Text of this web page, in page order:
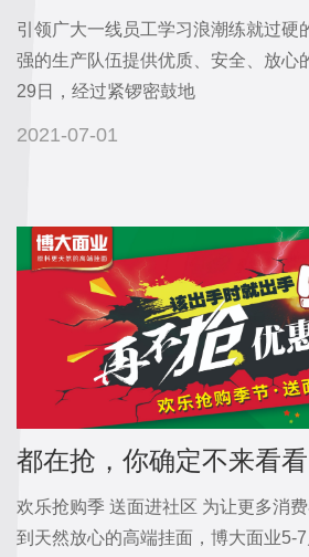
引领广大一线员工学习浪潮练就过硬
强的生产队伍提供优质、安全、放心
29日，经过紧锣密鼓地
2021-07-01
都在抢，你确定不来看看
欢乐抢购季 送面进社区 为让更多消
到天然放心的高端挂面，博大面业5-